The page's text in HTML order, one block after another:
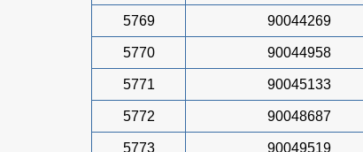
5769 90044269
5770 90044958
5771 90045133
5772 90048687
5773 90049519